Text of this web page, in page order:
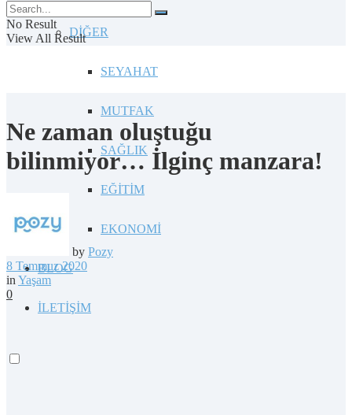
DİĞER
SEYAHAT
MUTFAK
SAĞLIK
EĞİTİM
EKONOMİ
BLOG
İLETİŞİM
No Result
View All Result
Ne zaman oluştuğu
bilinmiyor… İlginç manzara!
by Pozy
8 Temmuz 2020
in Yaşam
0